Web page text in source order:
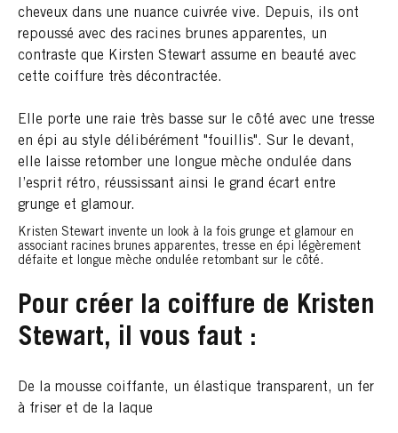
cheveux dans une nuance cuivrée vive. Depuis, ils ont
repoussé avec des racines brunes apparentes, un
contraste que Kirsten Stewart assume en beauté avec
cette coiffure très décontractée.
Elle porte une raie très basse sur le côté avec une tresse
en épi au style délibérément "fouillis". Sur le devant,
elle laisse retomber une longue mèche ondulée dans
l’esprit rétro, réussissant ainsi le grand écart entre
grunge et glamour.
Kristen Stewart invente un look à la fois grunge et glamour en
associant racines brunes apparentes, tresse en épi légèrement
défaite et longue mèche ondulée retombant sur le côté.
Pour créer la coiffure de Kristen
Stewart, il vous faut :
De la mousse coiffante, un élastique transparent, un fer
à friser et de la laque